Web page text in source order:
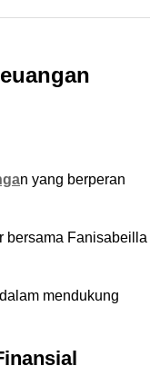
n yang berperan
bersama Fanisabeilla
mendukung